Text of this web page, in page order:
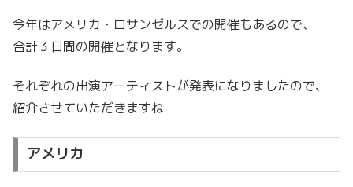
今年はアメリカ・ロサンゼルスでの開催もあるので、
合計３日間の開催となります。
それぞれの出演アーティストが発表になりましたので、
紹介させていただきますね
アメリカ